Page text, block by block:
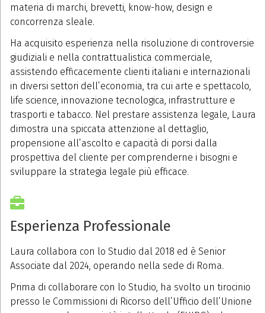
materia di marchi, brevetti, know-how, design e
concorrenza sleale.
Ha acquisito esperienza nella risoluzione di controversie
giudiziali e nella contrattualistica commerciale,
assistendo efficacemente clienti italiani e internazionali
in diversi settori dell’economia, tra cui arte e spettacolo,
life science, innovazione tecnologica, infrastrutture e
trasporti e tabacco. Nel prestare assistenza legale, Laura
dimostra una spiccata attenzione al dettaglio,
propensione all’ascolto e capacità di porsi dalla
prospettiva del cliente per comprenderne i bisogni e
sviluppare la strategia legale più efficace.
Esperienza Professionale
Laura collabora con lo Studio dal 2018 ed è Senior
Associate dal 2024, operando nella sede di Roma.
Prima di collaborare con lo Studio, ha svolto un tirocinio
presso le Commissioni di Ricorso dell’Ufficio dell’Unione